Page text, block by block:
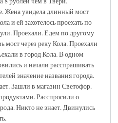
Жена увидела длинный мост
и ей захотелось проехать по
Проехали. Едем по другому
мост через реку Кола. Проехали
в город Кола. В одном
и начали расспрашивать
значение названия города.
Зашли в магазин Светофор.
Расспросили о
Никто не знает. Двинулись